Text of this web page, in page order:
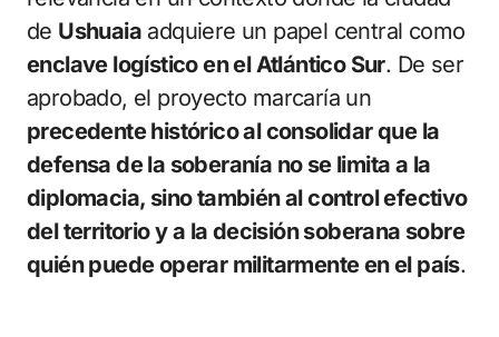
de Ushuaia adquiere un papel central como
enclave logístico en el Atlántico Sur. De ser
aprobado, el proyecto marcaría un
precedente histórico al consolidar que la
defensa de la soberanía no se limita a la
diplomacia, sino también al control efectivo
del territorio y a la decisión soberana sobre
quién puede operar militarmente en el país.